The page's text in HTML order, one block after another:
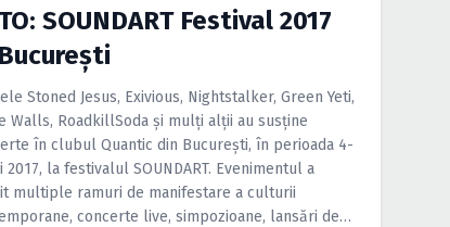
SOUNDART Festival 2017
Stoned Jesus, Exivious, Nightstalker, Green Yeti,
Walls, RoadkillSoda şi mulţi alţii au susţine
în clubul Quantic din Bucureşti, în perioada 4-
2017, la festivalul SOUNDART. Evenimentul a
multiple ramuri de manifestare a culturii
concerte live, simpozioane, lansări de